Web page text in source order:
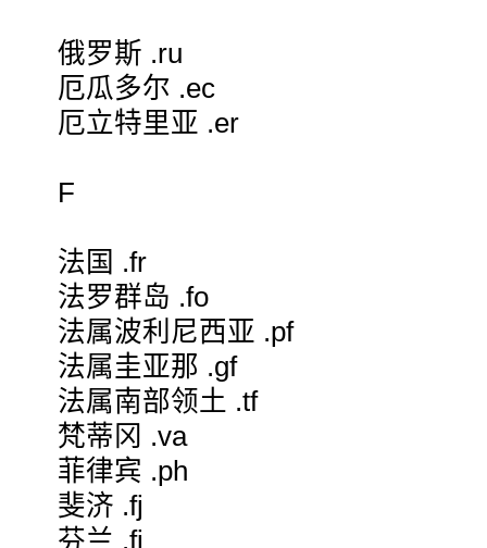
俄罗斯 .ru
厄瓜多尔 .ec
厄立特里亚 .er
F
法国 .fr
法罗群岛 .fo
法属波利尼西亚 .pf
法属圭亚那 .gf
法属南部领土 .tf
梵蒂冈 .va
菲律宾 .ph
斐济 .fj
芬兰 .fi